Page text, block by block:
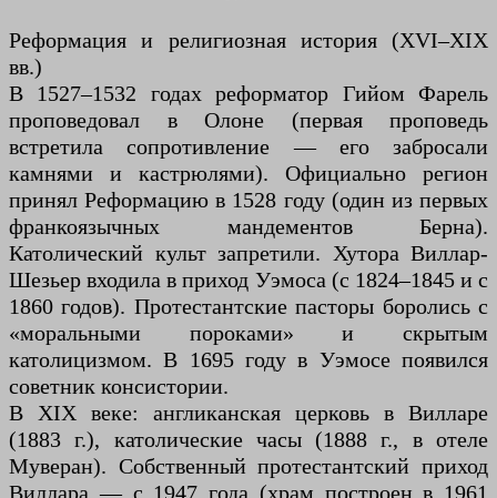
Реформация и религиозная история (XVI–XIX
вв.)
В 1527–1532 годах реформатор Гийом Фарель
проповедовал в Олоне (первая проповедь
встретила сопротивление — его забросали
камнями и кастрюлями). Официально регион
принял Реформацию в 1528 году (один из первых
франкоязычных мандементов Берна).
Католический культ запретили. Хутора Виллар-
Шезьер входила в приход Уэмоса (с 1824–1845 и с
1860 годов). Протестантские пасторы боролись с
«моральными пороками» и скрытым
католицизмом. В 1695 году в Уэмосе появился
советник консистории.
В XIX веке: англиканская церковь в Вилларе
(1883 г.), католические часы (1888 г., в отеле
Муверан). Собственный протестантский приход
Виллара — с 1947 года (храм построен в 1961